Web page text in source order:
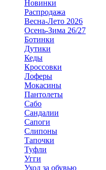
Новинки
Распродажа
Весна-Лето 2026
Осень-Зима 26/27
Ботинки
Дутики
Кеды
Кроссовки
Лоферы
Мокасины
Пантолеты
Сабо
Сандалии
Сапоги
Слипоны
Тапочки
Туфли
Угги
Уход за обувью